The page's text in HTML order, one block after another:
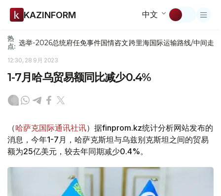
KAZINFORM 中文
热
点: 选举-2026总统府任免事件国情咨文跨里海国际运输路线/中间走廊
12:30, 28 9月 2023
1-7月哈乌贸易额同比减少0.4%
（哈萨克国际通讯社讯）据finprom.kz统计分析网站发布的
消息，今年1-7月，哈萨克斯坦与乌兹别克斯坦之间的贸易
额为25亿美元，较去年同期减少0.4%。